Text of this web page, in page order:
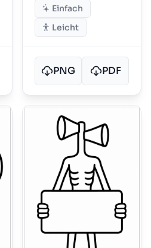
Einfach
Leicht
PNG PDF